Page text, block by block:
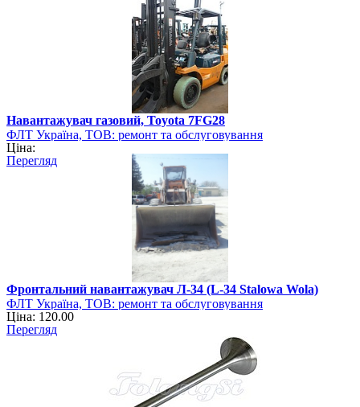
Навантажувач газовий, Toyota 7FG28
ФЛТ Україна, ТОВ: ремонт та обслуговування
навантажувально-розвантажувальної техніки
Ціна:
Перегляд
Фронтальний навантажувач Л-34 (L-34 Stalowa Wola)
ФЛТ Україна, ТОВ: ремонт та обслуговування
навантажувально-розвантажувальної техніки
Ціна: 120.00
Перегляд